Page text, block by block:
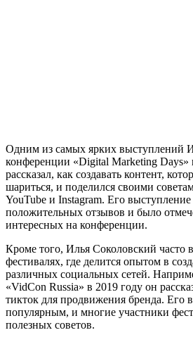
Одним из самых ярких выступлений
конференции «Digital Marketing Days»
рассказал, как создавать контент,
шариться, и поделился своими
YouTube и Instagram. Его
положительных отзывов и было
интересных на конференции.
Кроме того, Илья Соколовский часто
фестивалях, где делится опытом в
различных социальных сетей.
«VidCon Russia» в 2019 году он
тикток для продвижения бренда. Его
популярным, и многие участники
полезных советов.